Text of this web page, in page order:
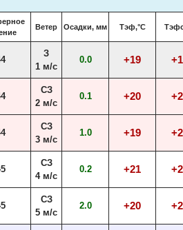
Ветер Осадки, мм Тэф,°C
З
1 м/с
0.0 +19
СЗ
2 м/с
0.1 +20
СЗ
3 м/с
1.0 +19
СЗ
4 м/с
0.2 +21
СЗ
5 м/с
2.0 +20